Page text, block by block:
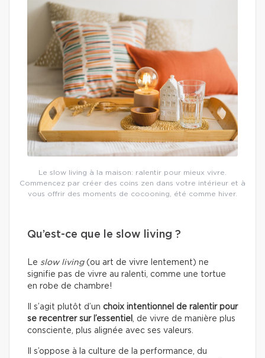
Le slow living à la maison: ralentir pour mieux vivre.
Commencez par créer des coins zen dans votre intérieur et à
vous offrir des moments de cocooning, été comme hiver.
Qu’est-ce que le slow living ?
Le slow living(ou art de vivre lentement) ne
signifie pas de vivre au ralenti, comme une tortue
en robe de chambre!
Il s’agit plutôt d’un choix intentionnel de ralentir pour
se recentrer sur l’essentiel
, de vivre de manière plus
consciente, plus alignée avec ses valeurs.
Il s’oppose à la culture de la performance, du